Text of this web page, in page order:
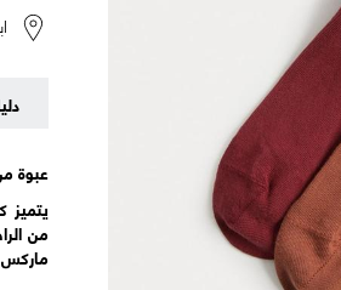
عبوة من 5 جوارب قطنية غنية بنخيل
يتميز
من
ماركس